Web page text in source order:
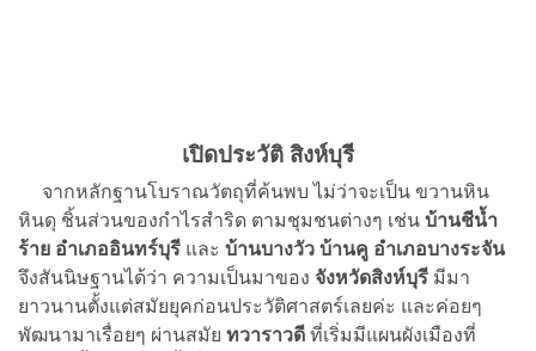
เปิดประวัติ สิงห์บุรี
จากหลักฐานโบราณวัตถุที่ค้นพบ ไม่ว่าจะเป็น ขวานหิน
หินดุ ชิ้นส่วนของกำไรสำริด ตามชุมชนต่างๆ เช่น บ้านชีน้ำ
ร้าย อำเภออินทร์บุรี และ บ้านบางวัว บ้านคู อำเภอบางระจัน
จึงสันนิษฐานได้ว่า ความเป็นมาของ จังหวัดสิงห์บุรี มีมา
ยาวนานตั้งแต่สมัยยุคก่อนประวัติศาสตร์เลยค่ะ และค่อยๆ
พัฒนามาเรื่อยๆ ผ่านสมัย ทวาราวดี ที่เริ่มมีแผนผังเมืองที่